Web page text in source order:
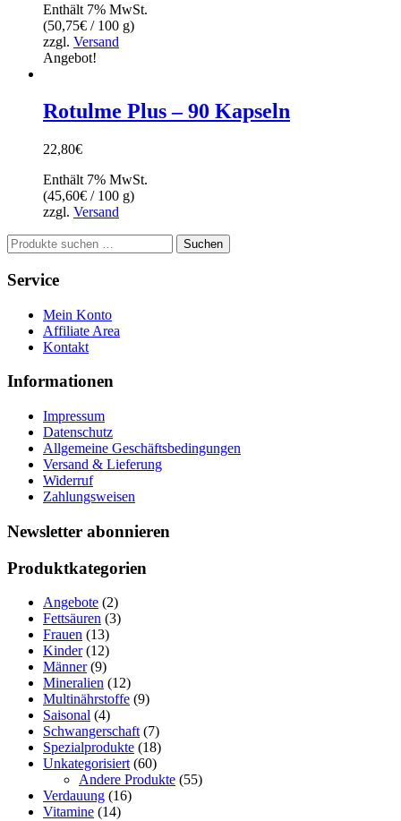
war:
36,90€
ist:
26,90€.
Enthält 7% MwSt.
(50,75€ / 100 g)
zzgl. Versand
Angebot!
Rotulme Plus – 90 Kapseln
22,80€
Enthält 7% MwSt.
(45,60€ / 100 g)
zzgl. Versand
Suchen
nach:
Suchen
Service
Mein Konto
Affiliate Area
Kontakt
Informationen
Impressum
Datenschutz
Allgemeine Geschäftsbedingungen
Versand & Lieferung
Widerruf
Zahlungsweisen
Newsletter abonnieren
Produktkategorien
Angebote (2)
Fettsäuren (3)
Frauen (13)
Kinder (12)
Männer (9)
Mineralien (12)
Multinährstoffe (9)
Saisonal (4)
Schwangerschaft (7)
Spezialprodukte (18)
Unkategorisiert (60)
Andere Produkte (55)
Verdauung (16)
Vitamine (14)